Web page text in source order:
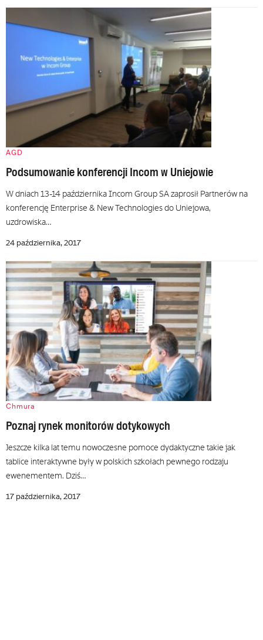
AGD
Podsumowanie konferencji Incom w Uniejowie
W dniach 13-14 października Incom Group SA zaprosił Partnerów na
konferencję Enterprise & New Technologies do Uniejowa,
uzdrowiska…
24 października, 2017
Chmura
Poznaj rynek monitorów dotykowych
Jeszcze kilka lat temu nowoczesne pomoce dydaktyczne takie jak
tablice interaktywne były w polskich szkołach pewnego rodzaju
ewenementem. Dziś…
17 października, 2017